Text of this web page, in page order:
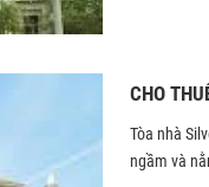
CHO
Tòa nhà
ngầm và